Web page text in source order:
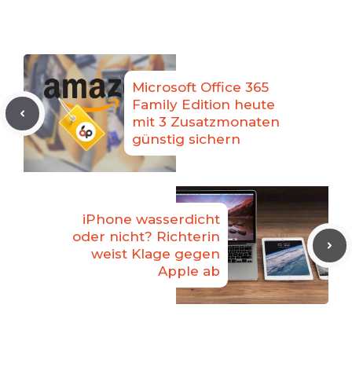
Microsoft Office 365
Family Edition heute
mit 3 Zusatzmonaten
günstig sichern
iPhone wasserdicht
oder nicht? Richterin
weist Klage gegen
Apple ab